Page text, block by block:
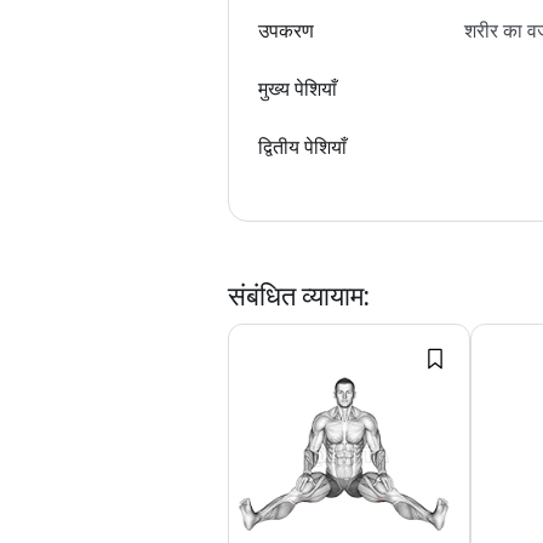
उपकरण शरीर का
मुख्य पेशियाँ
द्वितीय पेशियाँ
संबंधित व्यायाम: